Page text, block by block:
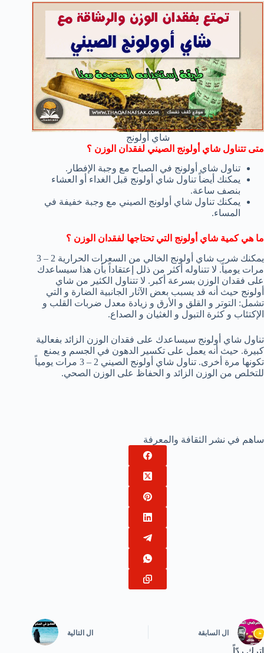
شاي أولونج
متى تتناول شاي أولونج الصيني لفقدان الوزن ؟
تناول شاي أولونج في الصباح مع وجبة الإفطار.
يمكنك أيضاً تناول شاي أولونج قبل الغداء أو العشاء
بنصف ساعة.
يمكنك تناول شاي أولونج الصيني مع وجبة خفيفة في
المساء.
ما هي كمية شاي أولونج التي تحتاجها لفقدان الوزن ؟
يمكنك شرب شاي أولونج الخالي من السعرات الحرارية 2 – 3
مرات يومياً. لا تتناوله أكثر من ذلل إعتقاداً بأن هذا سيساعدك
على فقدان الوزن بسرعة أكبر. لا تتناول الكثير من شاي
أولونج حيث أنه قد يسبب بعض الآثار الجانبية الضارة و التي
تشمل: التوتر و القلق و الأرق و زيادة معدل ضربات القلب و
الإكتئاب و كثرة التبول و الغثيان و الصداع.
تناول شاي أولونج سيساعدك على فقدان الوزن الزائد بفعالية
كبيرة. حيث أنه يعمل على تكسير الدهون في الجسم و يمنع
تكونها مرة أخرى. تناول شاي أولونج الصيني 2 – 3 مرات يومياً
للتخلص من الوزن الزائد و الحفاظ على الوزن الصحي.
ساهم في نشر الثقافة والمعرفة
ال السابقة ال التالية